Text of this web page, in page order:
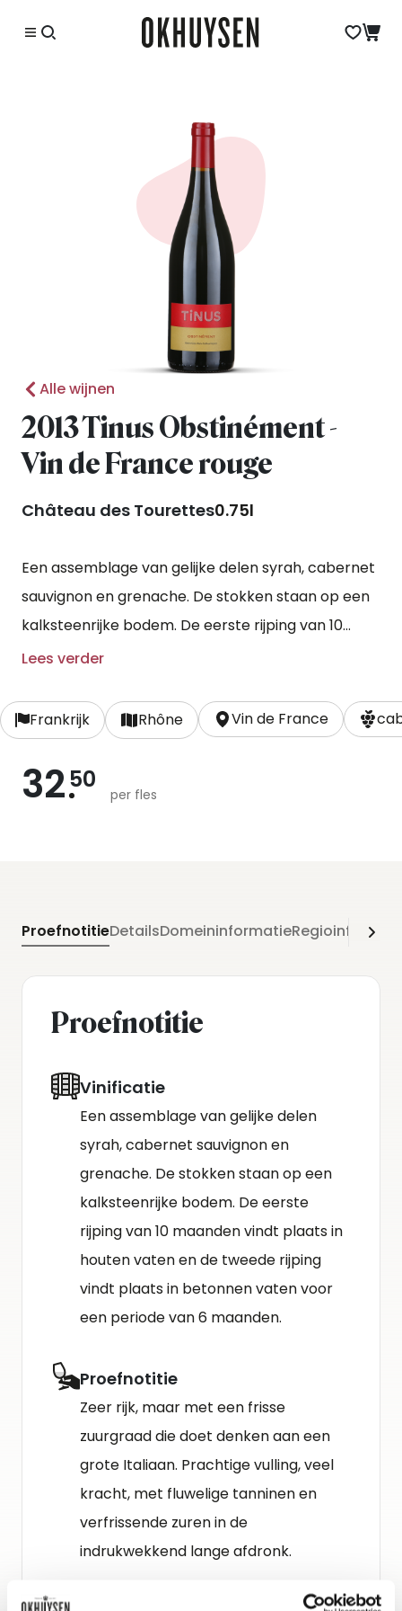
Alle wijnen
2013 Tinus Obstinément -
Vin de France rouge
Château des Tourettes0.75l
Een assemblage van gelijke delen syrah, cabernet
sauvignon en grenache. De stokken staan op een
kalksteenrijke bodem. De eerste rijping van 10
maanden vindt plaats in houten vaten en de
een periode van 6 maanden.
Lees verder
Frankrijk Rhône Vin de France
3250
per fles
ProefnotitieDetailsDomeininformatie
Proefnotitie
Vinificatie
Een assemblage van gelijke delen
syrah, cabernet sauvignon en
grenache. De stokken staan op een
kalksteenrijke bodem. De eerste
rijping van 10 maanden vindt plaats in
houten vaten en de tweede rijping
vindt plaats in betonnen vaten voor
een periode van 6 maanden.
Proefnotitie
Zeer rijk, maar met een frisse
zuurgraad die doet denken aan een
grote Italiaan. Prachtige vulling, veel
kracht, met fluwelige tanninen en
verfrissende zuren in de
indrukwekkend lange afdronk.